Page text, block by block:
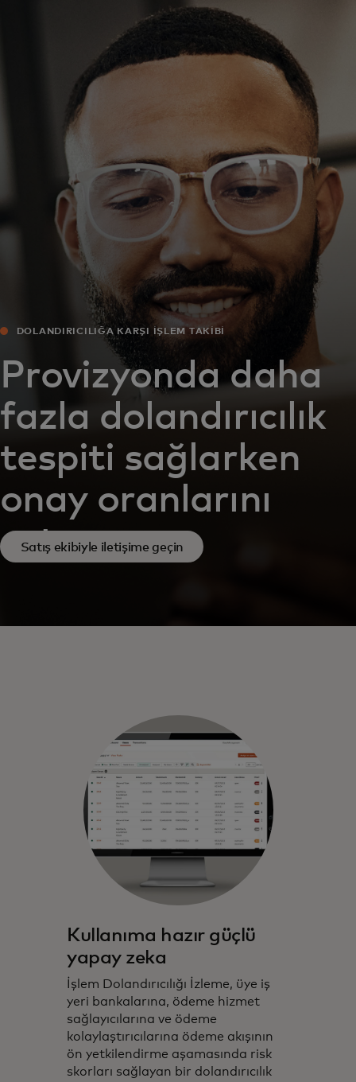
Za biznis
Za svijet
Za inovatore
Novosti i trendovi
DOLANDIRICILIĞA KARŞI İŞLEM TAKİBİ
Provizyonda daha
fazla dolandırıcılık
tespiti sağlarken
onay oranlarını
artırın
Satış ekibiyle iletişime geçin
Kullanıma hazır güçlü
yapay zeka
İşlem Dolandırıcılığı İzleme, üye iş
yeri bankalarına, ödeme hizmet
sağlayıcılarına ve ödeme
kolaylaştırıcılarına ödeme akışının
ön yetkilendirme aşamasında risk
skorları sağlayan bir dolandırıcılık